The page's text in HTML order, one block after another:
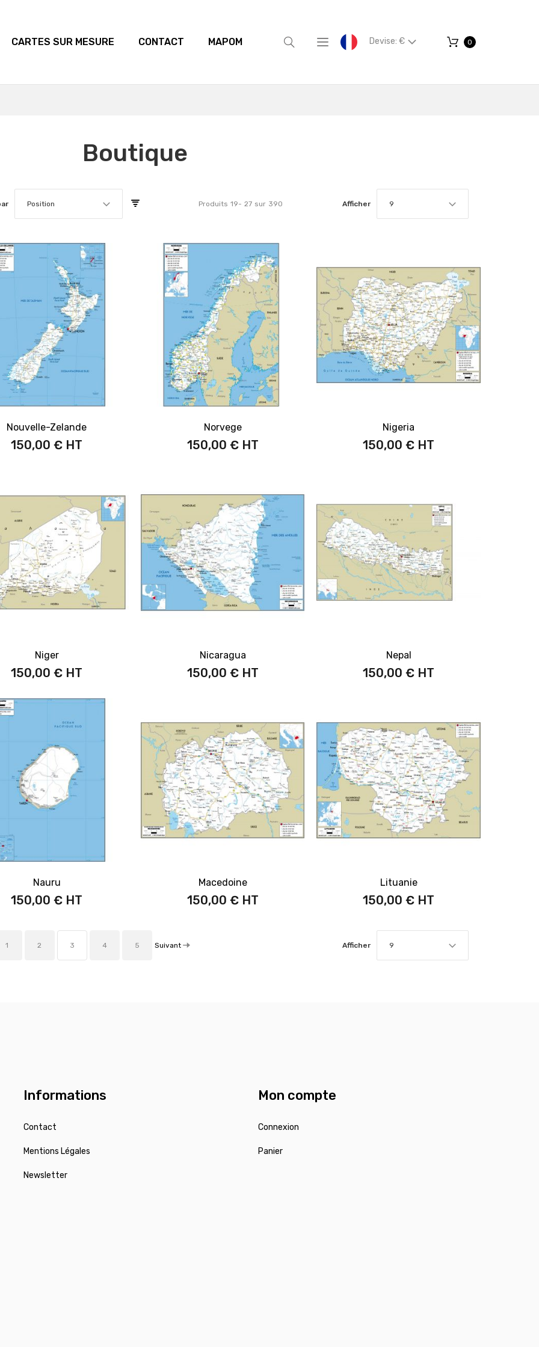
CARTES SUR MESURE CONTACT MAPOM Devise: € 0
Boutique
Position Produits 19- 27 sur 390 Afficher 9
Nouvelle-Zelande
150,00 €
Norvege
150,00 €
Nigeria
150,00 €
Niger
150,00 €
Nicaragua
150,00 €
Nepal
150,00 €
Nauru
150,00 €
Macedoine
150,00 €
Lituanie
150,00 €
Afficher 9
1 2 3 4 5 Suivant
Informations
Contact
Mentions Légales
Newsletter
Mon compte
Connexion
Panier